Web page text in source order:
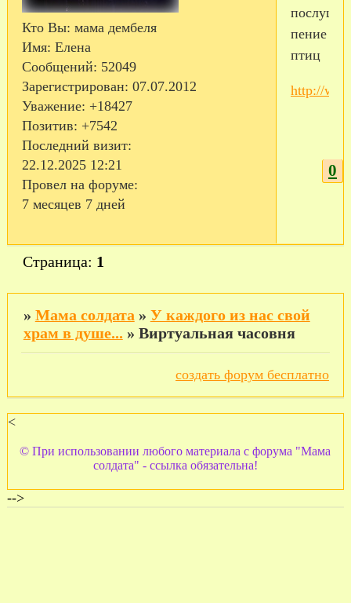
Кто Вы: мама дембеля
Имя: Елена
Сообщений: 52049
Зарегистрирован: 07.07.2012
Уважение: +18427
Позитив: +7542
Последний визит:
22.12.2025 12:21
Провел на форуме:
7 месяцев 7 дней
пение
птиц
http://
0
Страница: 1
» Мама солдата » У каждого из нас свой
храм в душе... » Виртуальная часовня
создать форум бесплатно
<
© При использовании любого материала с форума "Мама
солдата" - ссылка обязательна!
-->